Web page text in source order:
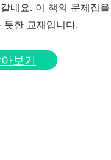
네요. 이 책의 문제집
한 교재입니다.
보기